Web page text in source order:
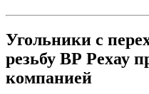
Угольники с
резьбу ВР Рехау
компанией